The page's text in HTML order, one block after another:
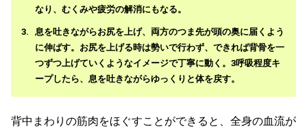
なり、むくみや疲労の解消にもなる。
息を吐きながらお尻を上げ、両方のつま先が頭の奥に届くよう
に伸ばす。お尻を上げる時は勢いで行わず、できれば背骨を一
つずつ上げていくようなイメージで丁寧に動く。3呼吸程度キ
ープしたら、息を吐きながらゆっくりと体を戻す。
背中まわりの筋肉をほぐすことができると、全身の血流が